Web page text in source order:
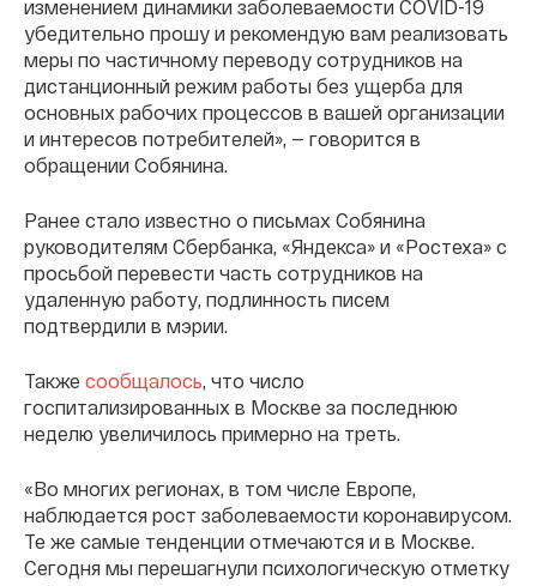
изменением динамики заболеваемости COVID-19
убедительно прошу и рекомендую вам реализовать
меры по частичному переводу сотрудников на
дистанционный режим работы без ущерба для
основных рабочих процессов в вашей организации
и интересов потребителей», — говорится в
обращении Собянина.
Ранее стало известно о письмах Собянина
руководителям Сбербанка, «Яндекса» и «Ростеха» с
просьбой перевести часть сотрудников на
удаленную работу, подлинность писем
подтвердили в мэрии.
Также сообщалось, что число
госпитализированных в Москве за последнюю
неделю увеличилось примерно на треть.
«Во многих регионах, в том числе Европе,
наблюдается рост заболеваемости коронавирусом.
Те же самые тенденции отмечаются и в Москве.
Сегодня мы перешагнули психологическую отметку